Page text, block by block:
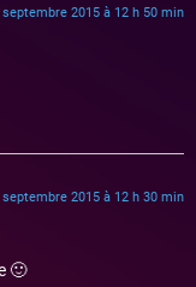
septembre 2015 à 12 h 50 min
septembre 2015 à 12 h 30 min
🙂